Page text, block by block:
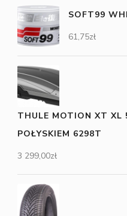
SOFT99
61,75zł
THULE MOTION XT XL
POŁYSKIEM 6298T
3 299,00zł